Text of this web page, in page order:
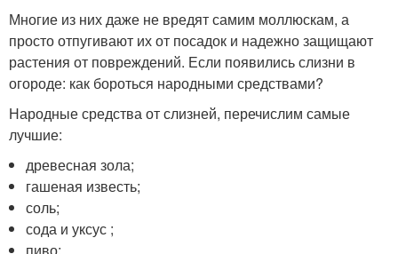
Многие из них даже не вредят самим моллюскам, а
просто отпугивают их от посадок и надежно защищают
растения от повреждений. Если появились слизни в
огороде: как бороться народными средствами?
Народные средства от слизней, перечислим самые
лучшие:
древесная зола;
гашеная известь;
соль;
сода и уксус ;